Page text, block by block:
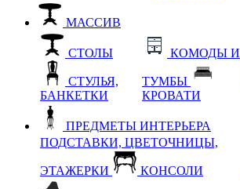
МАССИВ
СТОЛЫ
СТУЛЬЯ,
БАНКЕТКИ
КОМОДЫ И
ТУМБЫ
КРОВАТИ
ПРЕДМЕТЫ ИНТЕРЬЕРА
ПОДСТАВКИ, ЦВЕТОЧНИЦЫ,
ЭТАЖЕРКИ КОНСОЛИ